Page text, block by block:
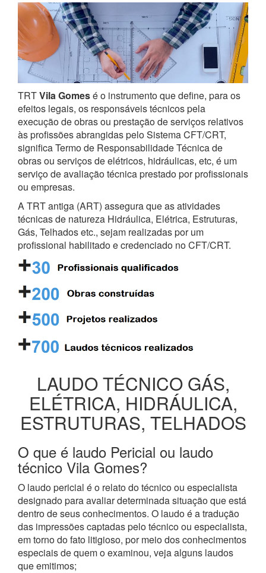
TRTVila Gomesé o instrumento que define, para os
efeitos legais, os responsáveis técnicos pela
execução de obras ou prestação de serviços relativos
às profissões abrangidas pelo Sistema CFT/CRT,
significa Termo de Responsabilidade Técnica de
obras ou serviços de elétricos, hidráulicas, etc, é um
serviço de avaliação técnica prestado por profissionais
ou empresas.
A TRT antiga (ART) assegura que as atividades
técnicas de natureza Hidráulica, Elétrica, Estruturas,
Gás, Telhados etc., sejam realizadas por um
profissional habilitado e credenciado no CFT/CRT.
LAUDO TÉCNICO GÁS,
ELÉTRICA, HIDRÁULICA,
ESTRUTURAS, TELHADOS
O que é laudo Pericial ou laudo
técnico Vila Gomes?
O laudo pericial é o relato do técnico ou especialista
designado para avaliar determinada situação que está
dentro de seus conhecimentos. O laudo é a tradução
das impressões captadas pelo técnico ou especialista,
em torno do fato litigioso, por meio dos conhecimentos
especiais de quem o examinou, veja alguns laudos
que emitimos;